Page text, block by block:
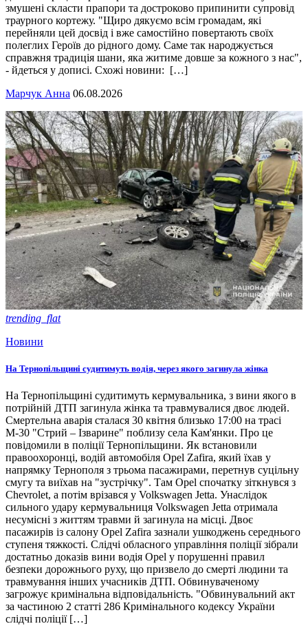
змушені скласти прапори та достроково припинити супровід
траурного кортежу. "Щиро дякуємо всім громадам, які
перейняли цей досвід і вже самостійно повертають своїх
полеглих Героїв до рідного дому. Саме так народжується
справжня традиція шани, яка житиме довше за кожного з нас",
- йдеться у дописі. Схожі новини: […]
Марчук Анна 06.08.2026
trending_flat
Новини
На Тернопільщині судитимуть водія, через якого загинула жінка
На Тернопільщині судитимуть кермувальника, з вини якого в
потрійній ДТП загинула жінка та травмувалися двоє людей.
Смертельна аварія сталася 30 квітня близько 17:00 на трасі
М-30 "Стрий – Ізварине" поблизу села Кам'янки. Про це
повідомили в поліції Тернопільщини. Як встановили
правоохоронці, водій автомобіля Opel Zafira, який їхав у
напрямку Тернополя з трьома пасажирами, перетнув суцільну
смугу та виїхав на "зустрічку". Там Opel спочатку зіткнувся з
Chevrolet, а потім врізався у Volkswagen Jetta. Унаслідок
сильного удару кермувальниця Volkswagen Jetta отримала
несумісні з життям травми й загинула на місці. Двоє
пасажирів із салону Opel Zafira зазнали ушкоджень середнього
ступеня тяжкості. Слідчі обласного управління поліції зібрали
достатньо доказів вини водія Opel у порушенні правил
безпеки дорожнього руху, що призвело до смерті людини та
травмування інших учасників ДТП. Обвинуваченому
загрожує кримінальна відповідальність. "Обвинувальний акт
за частиною 2 статті 286 Кримінального кодексу України
слідчі поліції […]